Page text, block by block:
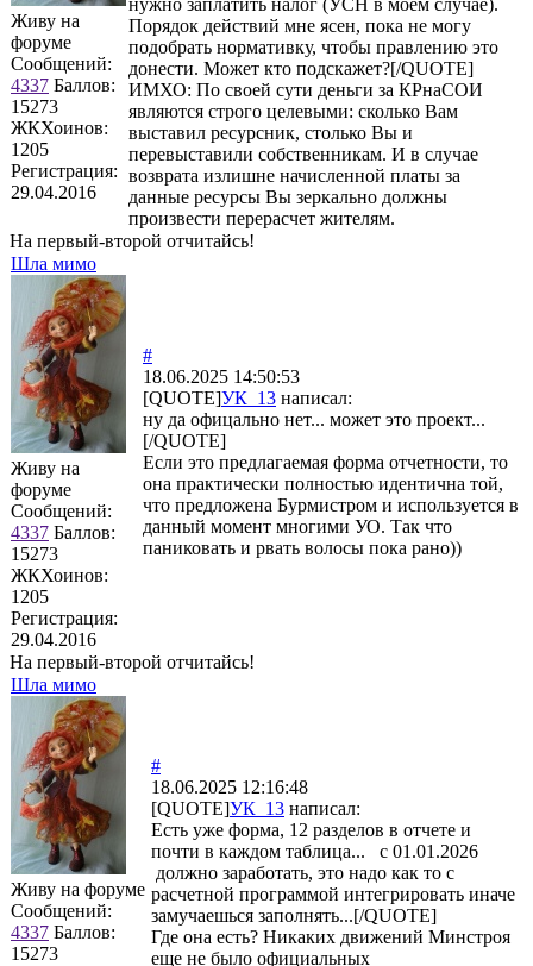
Живу на
форуме
Сообщений:
4337 Баллов:
15273
ЖКХоинов:
1205
Регистрация:
29.04.2016
Порядок действий мне ясен, пока не могу
подобрать нормативку, чтобы правлению это
донести. Может кто подскажет?[/QUOTE]
ИМХО: По своей сути деньги за КРнаСОИ
являются строго целевыми: сколько Вам
выставил ресурсник, столько Вы и
перевыставили собственникам. И в случае
возврата излишне начисленной платы за
данные ресурсы Вы зеркально должны
произвести перерасчет жителям.
На первый-второй отчитайсь!
Шла мимо
Живу на
форуме
Сообщений:
4337 Баллов:
15273
ЖКХоинов:
1205
Регистрация:
29.04.2016
#
18.06.2025 14:50:53
[QUOTE]УК_13 написал:
ну да офицально нет... может это проект...
[/QUOTE]
Если это предлагаемая форма отчетности, то
она практически полностью идентична той,
что предложена Бурмистром и используется в
данный момент многими УО. Так что
паниковать и рвать волосы пока рано))
На первый-второй отчитайсь!
Шла мимо
Живу на форуме
Сообщений:
4337 Баллов:
15273
#
18.06.2025 12:16:48
[QUOTE]УК_13 написал:
Есть уже форма, 12 разделов в отчете и
почти в каждом таблица... с 01.01.2026
должно заработать, это надо как то с
расчетной программой интегрировать иначе
замучаешься заполнять...[/QUOTE]
Где она есть? Никаких движений Минстроя
еще не было официальных